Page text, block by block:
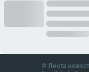
© Лента